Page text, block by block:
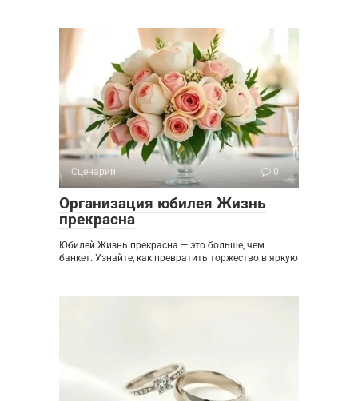
Сценарии 0
Организация юбилея Жизнь
прекрасна
Юбилей Жизнь прекрасна — это больше, чем
банкет. Узнайте, как превратить торжество в яркую